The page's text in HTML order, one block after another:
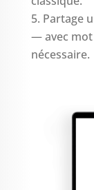
Partage
— avec mot
nécessaire.